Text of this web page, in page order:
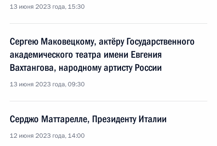
13 июня 2023 года, 15:30
Сергею Маковецкому, актёру Государственного
академического театра имени Евгения
Вахтангова, народному артисту России
13 июня 2023 года, 09:30
Серджо Маттарелле, Президенту Италии
12 июня 2023 года, 14:00